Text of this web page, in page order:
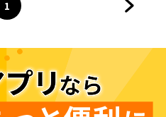
ページ
1
へ